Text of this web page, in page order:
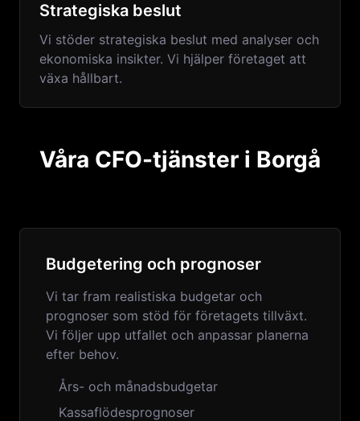
Strategiska beslut
Vi stöder strategiska beslut med analyser och
ekonomiska insikter. Vi hjälper företaget att
växa hållbart.
Våra CFO-tjänster i Borgå
Budgetering och prognoser
Vi tar fram realistiska budgetar och
prognoser som stöd för företagets tillväxt.
Vi följer upp utfallet och anpassar planerna
efter behov.
Års- och månadsbudgetar
Kassaflödesprognoser